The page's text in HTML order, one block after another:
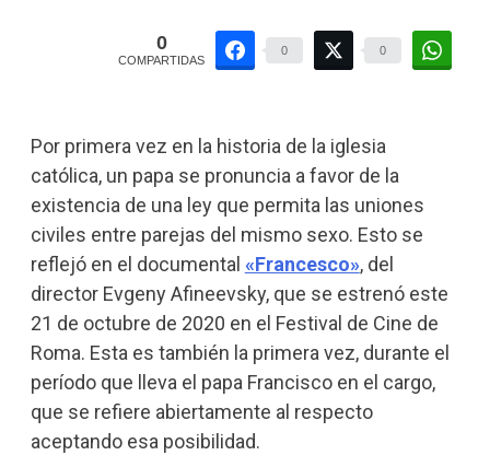
0
COMPARTIDAS
0 0
Por primera vez en la historia de la iglesia
católica, un papa se pronuncia a favor de la
existencia de una ley que permita las uniones
civiles entre parejas del mismo sexo. Esto se
reflejó en el documental «Francesco», del
director Evgeny Afineevsky, que se estrenó este
21 de octubre de 2020 en el Festival de Cine de
Roma. Esta es también la primera vez, durante el
período que lleva el papa Francisco en el cargo,
que se refiere abiertamente al respecto
aceptando esa posibilidad.